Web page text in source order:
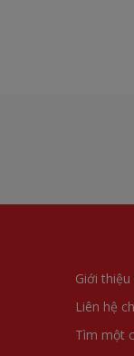
Giới
Liên hệ
Tìm một